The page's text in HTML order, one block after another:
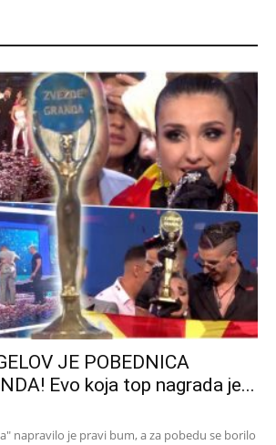
JE POBEDNICA
Evo koja top nagrada je...
napravilo je pravi bum, a za pobedu se borilo